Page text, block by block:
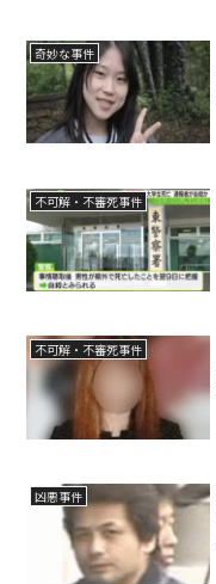
奇妙な事件
不可解・不審死事件
不可解・不審死事件
凶悪事件